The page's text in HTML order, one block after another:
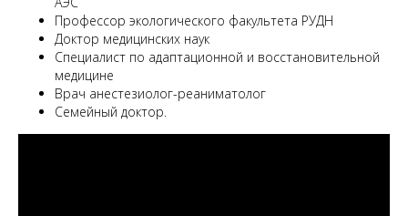
Профессор экологического факультета РУДН
Доктор медицинских наук
Специалист по адаптационной и восстановительной
медицине
Врач анестезиолог-реаниматолог
Семейный доктор.